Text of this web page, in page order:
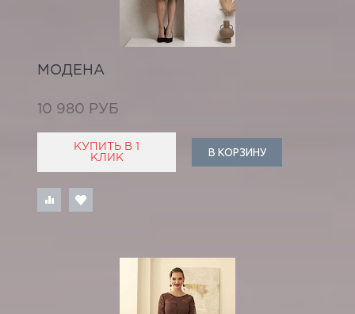
МОДЕНА
10 980 РУБ
КУПИТЬ В 1
КЛИК
В КОРЗИНУ